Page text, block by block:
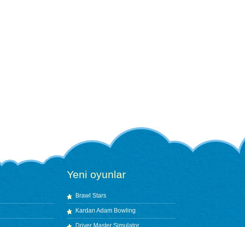
Yeni oyunlar
Brawl Stars
Kardan Adam Bowling
Driver Master Simulator